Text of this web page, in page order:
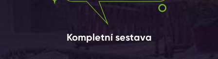
Kompletní sestava